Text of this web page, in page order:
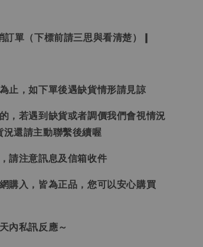
單（下標前請三思與看清楚）❙
止，如下單後遇缺貨情形請見諒
，若遇到缺貨或者調價我們會視情況
況還請主動聯繫後續喔
請注意訊息及信箱收件
購入，皆為正品，您可以安心購買
內私訊反應～